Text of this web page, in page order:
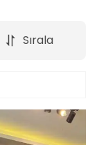
Sırala